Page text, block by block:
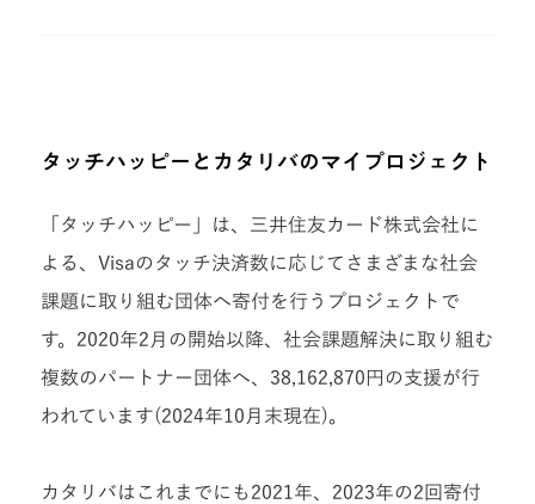
タッチハッピーとカタリバのマイプロジェクト
「タッチハッピー」は、三井住友カード株式会社に
よる、Visaのタッチ決済数に応じてさまざまな社会
課題に取り組む団体へ寄付を行うプロジェクトで
す。2020年2月の開始以降、社会課題解決に取り組む
複数のパートナー団体へ、38,162,870円の支援が行
われています(2024年10月末現在)。
カタリバはこれまでにも2021年、2023年の2回寄付